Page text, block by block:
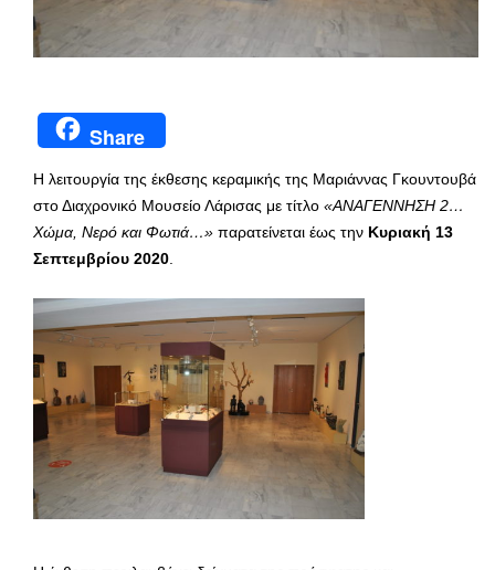
Share
Η λειτουργία της έκθεσης κεραμικής της Μαριάννας Γκουντουβά
στο Διαχρονικό Μουσείο Λάρισας με τίτλο «ΑΝΑΓΕΝΝΗΣΗ 2…
Χώμα, Νερό και Φωτιά…» παρατείνεται έως την Κυριακή 13
Σεπτεμβρίου 2020